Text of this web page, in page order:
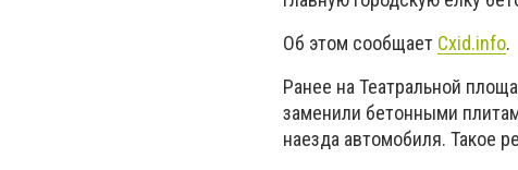
Об этом сообщает Cxid.info.
Ранее на Театральной
заменили бетонными
наезда автомобиля. Такое